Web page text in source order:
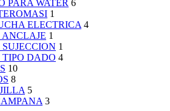
PARA WATER 6
1
ELECTRICA 4
ANCLAJE 1
1
TIPO DADO 4
10
8
5
3